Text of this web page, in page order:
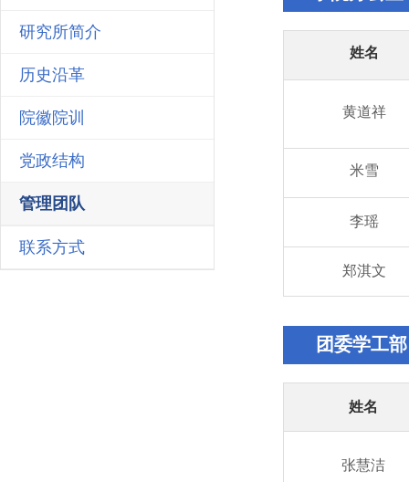
研究所简介
历史沿革
院徽院训
党政结构
管理团队
联系方式
姓名
黄道祥
米雪
李瑶
郑淇文
团委学工部
姓名
张慧洁